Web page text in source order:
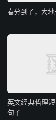
春分到了，大
英文经典哲理
句子